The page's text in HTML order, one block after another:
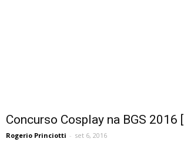
Concurso Cosplay na BGS 2016
Rogerio Princiotti - set 6, 2016